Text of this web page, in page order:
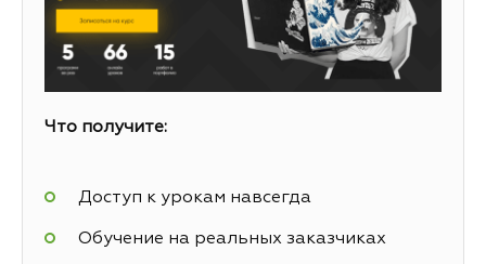
Что получите:
Доступ к урокам навсегда
Обучение на реальных заказчиках